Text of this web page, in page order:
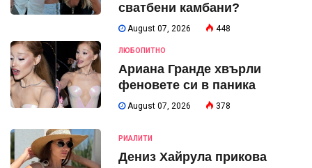
сватбени камбани?
August 07, 2026 448
ЛЮБОПИТНО
Ариана Гранде хвърли
феновете си в паника
August 07, 2026 378
РИАЛИТИ
Дениз Хайрула прикова